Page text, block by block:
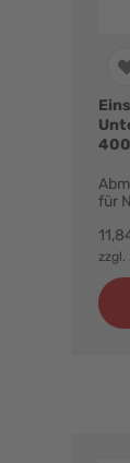
für
zzgl.